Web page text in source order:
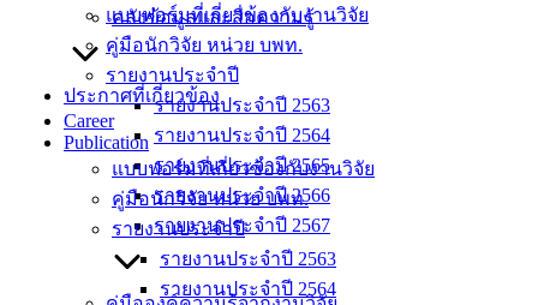
คลังข้อมูลและสื่อความรู้
ประกาศที่เกี่ยวข้อง
Career
Publication
แบบฟอร์มที่เกี่ยวข้องกับงานวิจัย
คู่มือนักวิจัย หน่วย บพท.
รายงานประจำปี
รายงานประจำปี 2563
รายงานประจำปี 2564
แบบฟอร์มที่เกี่ยวข้องกับงานวิจัย
คู่มือนักวิจัย หน่วย บพท.
รายงานประจำปี
รายงานประจำปี 2563
รายงานประจำปี 2564
รายงานประจำปี 2565
รายงานประจำปี 2566
รายงานประจำปี 2567